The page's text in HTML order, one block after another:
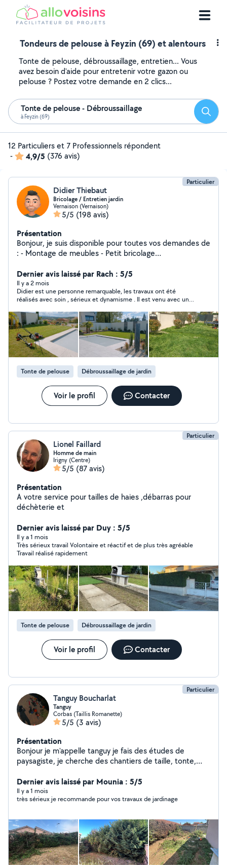
Tondeurs de pelouse à Feyzin (69) et alentours
Tonte de pelouse, débroussaillage, entretien... Vous
avez besoin d'aide pour entretenir votre gazon ou
pelouse ? Postez votre demande en 2 clics...
Tonte de pelouse - Débroussaillage
à Feyzin (69)
12 Particuliers et 7 Professionnels répondent
-
4,9/5 (376 avis)
Particulier
Didier Thiebaut
Bricolage / Entretien jardin
Vernaison (Vernaison)
5/5 (198 avis)
Présentation
Bonjour, je suis disponible pour toutes vos demandes de
: - Montage de meubles - Petit bricolage
de haie et arbustes - Peinture - Toutes manutentions
Flexible , arrangeant et très sociable , je me ferais un
plaisir de vous rendre service .
Dernier avis laissé par Rach : 5/5
Il y a 2 mois
Didier est une personne remarquable, les travaux ont été
réalisés avec soin , sérieux et dynamisme . Il est venu avec un
Ils ont réalisés l’ensemble des travaux demandés et ont même
accepté d’en faire plus . Un grand merci à eux , vous pouvez y
aller les yeux fermés, je referai appel à Didier 🙏
Tonte de pelouse Débroussaillage de jardin
Voir le profil Contacter
Particulier
Lionel Faillard
Homme de main
Irigny (Centre)
5/5 (87 avis)
Présentation
A votre service pour tailles de haies ,débarras pour
déchèterie et
Dernier avis laissé par Duy : 5/5
Il y a 1 mois
Très sérieux travail Volontaire et réactif et de plus très agréable
Travail réalisé rapidement
Tonte de pelouse Débroussaillage de jardin
Voir le profil Contacter
Particulier
Tanguy Boucharlat
Tanguy
Corbas (Taillis Romanette)
5/5 (3 avis)
Présentation
Bonjour je m'appelle tanguy je fais des études de
paysagiste, je cherche des chantiers de taille, tonte,
Dernier avis laissé par Mounia : 5/5
Il y a 1 mois
très sérieux je recommande pour vos travaux de jardinage